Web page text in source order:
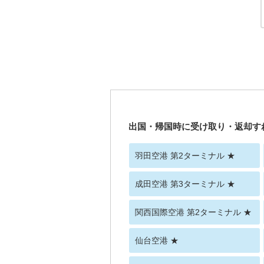
出国・帰国時に受け取り・返却
羽田空港 第2ターミナル ★
成田空港 第3ターミナル ★
関西国際空港 第2ターミナル ★
仙台空港 ★